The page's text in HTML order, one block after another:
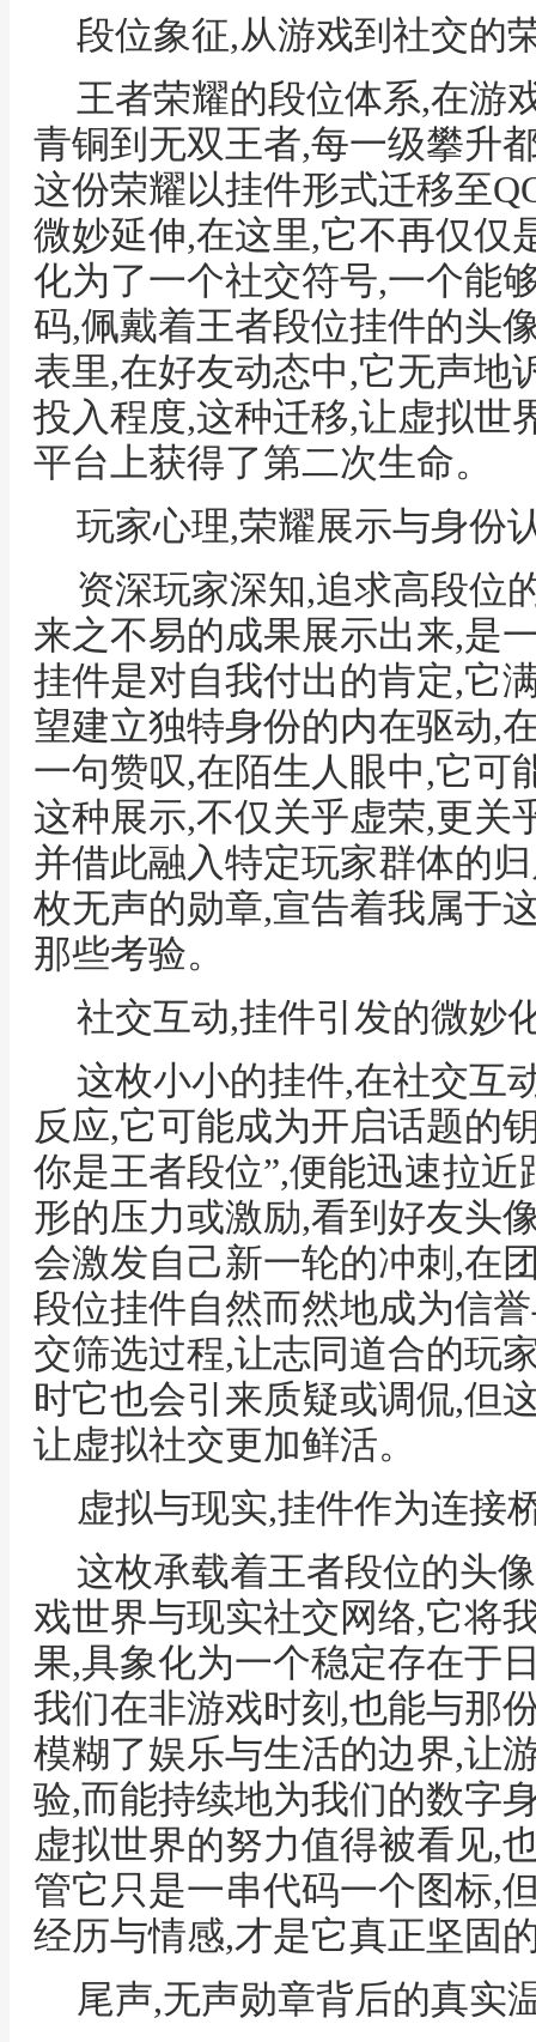
段位象征,从游戏到社交的
王者荣耀的段位体系,在游
青铜到无双王者,每一级攀升
这份荣耀以挂件形式迁移至
微妙延伸,在这里,它不再仅仅
化为了一个社交符号,一个能
码,佩戴着王者段位挂件的头
表里,在好友动态中,它无声地
投入程度,这种迁移,让虚拟世
平台上获得了第二次生命。
玩家心理,荣耀展示与身份
资深玩家深知,追求高段位
来之不易的成果展示出来,是
挂件是对自我付出的肯定,它
望建立独特身份的内在驱动,
一句赞叹,在陌生人眼中,它可
这种展示,不仅关乎虚荣,更关
并借此融入特定玩家群体的
枚无声的勋章,宣告着我属于
那些考验。
社交互动,挂件引发的微妙
这枚小小的挂件,在社交互
反应,它可能成为开启话题的
你是王者段位”,便能迅速拉
形的压力或激励,看到好友头
会激发自己新一轮的冲刺,在
段位挂件自然而然地成为信
交筛选过程,让志同道合的玩
时它也会引来质疑或调侃,但
让虚拟社交更加鲜活。
虚拟与现实,挂件作为连接
这枚承载着王者段位的头
戏世界与现实社交网络,它将
果,具象化为一个稳定存在于
我们在非游戏时刻,也能与那
模糊了娱乐与生活的边界,让
验,而能持续地为我们的数字
虚拟世界的努力值得被看见,
管它只是一串代码一个图标,
经历与情感,才是它真正坚固
尾声,无声勋章背后的真实